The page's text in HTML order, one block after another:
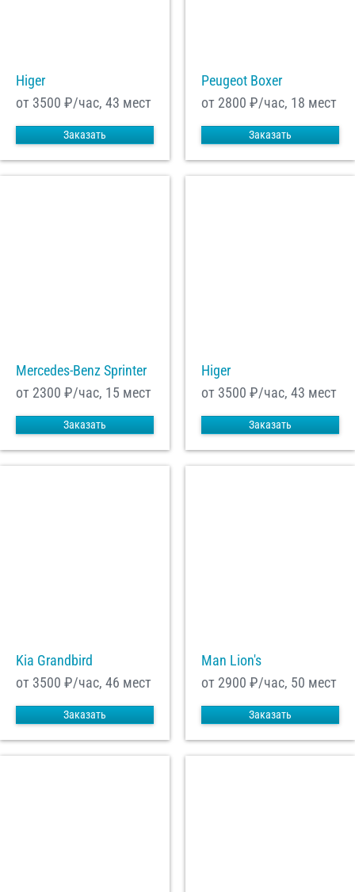
Higer
от 3500 ₽/час, 43 мест
Заказать
Peugeot Boxer
от 2800 ₽/час, 18 мест
Заказать
Mercedes-Benz Sprinter
от 2300 ₽/час, 15 мест
Заказать
Higer
от 3500 ₽/час, 43 мест
Заказать
Kia Grandbird
от 3500 ₽/час, 46 мест
Заказать
Man Lion's
от 2900 ₽/час, 50 мест
Заказать